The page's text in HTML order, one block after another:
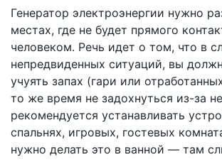
Генератор электроэнергии нужно
местах, где не будет прямого
человеком. Речь идет о том, что в
непредвиденных ситуаций, вы
учуять запах (гари или
то же время не задохнуться из-за
рекомендуется устанавливать
спальнях, игровых, гостевых
нужно делать это в ванной — там